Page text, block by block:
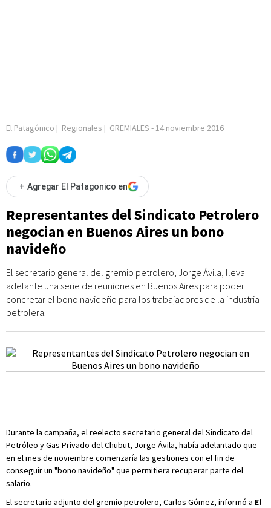
El Patagónico | Regionales | GREMIALES - 14 noviembre 2016
+ Agregar El Patagonico en
Representantes del Sindicato Petrolero
negocian en Buenos Aires un bono
navideño
El secretario general del gremio petrolero, Jorge Ávila, lleva
adelante una serie de reuniones en Buenos Aires para poder
concretar el bono navideño para los trabajadores de la industria
petrolera.
Durante la campaña, el reelecto secretario general del Sindicato del
Petróleo y Gas Privado del Chubut, Jorge Ávila, había adelantado que
en el mes de noviembre comenzaría las gestiones con el fin de
conseguir un "bono navideño" que permitiera recuperar parte del
salario.
El secretario adjunto del gremio petrolero, Carlos Gómez, informó a El